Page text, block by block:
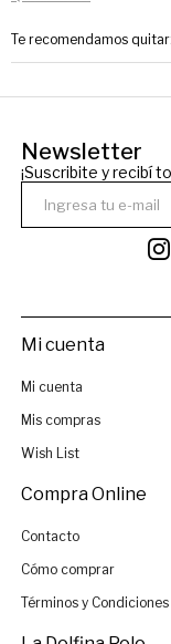
Te recomendamos quitar:
Newsletter
¡Suscribite y recibí

Mi cuenta
Mi cuenta
Mis compras
Wish List
Compra Online
Contacto
Cómo comprar
Términos y Condiciones